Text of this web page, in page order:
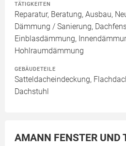
TÄTIGKEITEN
Reparatur, Beratung, Ausbau,
Dämmung / Sanierung,
Einblasdämmung,
Hohlraumdämmung
GEBÄUDETEILE
Satteldacheindeckung,
Dachstuhl
AMANN FENSTER UND